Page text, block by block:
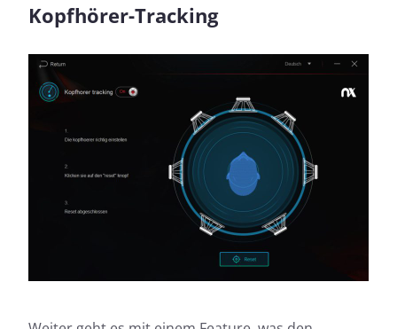
Kopfhörer-Tracking